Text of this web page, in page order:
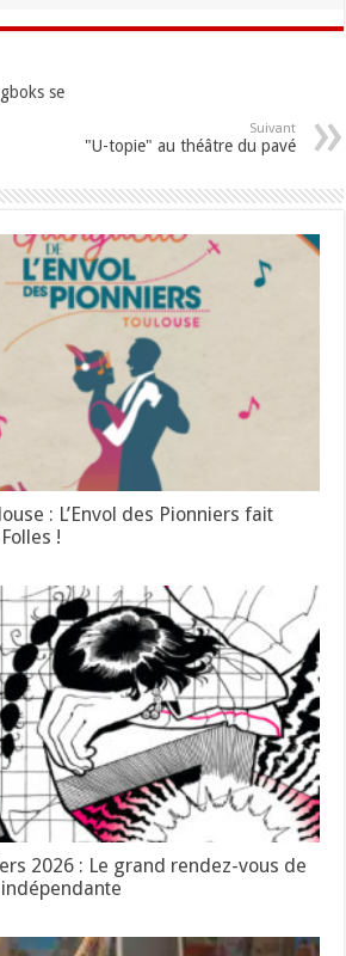
se
Suivant
"U-topie" au théâtre du pavé
: L’Envol des Pionniers fait
!
2026 : Le grand rendez-vous de